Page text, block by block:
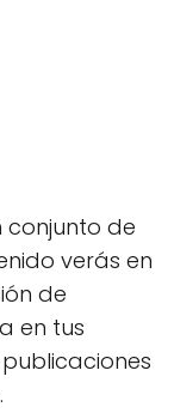
conjunto de
verás en
de
en tus